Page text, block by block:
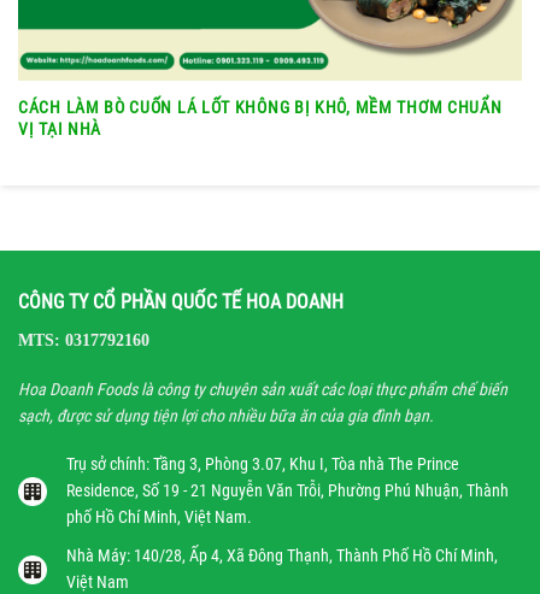
CÁCH LÀM BÒ CUỐN LÁ LỐT KHÔNG BỊ KHÔ, MỀM THƠM CHUẨN
VỊ TẠI NHÀ
CÔNG TY CỔ PHẦN QUỐC TẾ HOA DOANH
MTS: 0317792160
Hoa Doanh Foods là công ty chuyên sản xuất các loại thực phẩm chế biến
sạch, được sử dụng tiện lợi cho nhiều bữa ăn của gia đình bạn.
Trụ sở chính: Tầng 3, Phòng 3.07, Khu I, Tòa nhà The Prince
Residence, Số 19 - 21 Nguyễn Văn Trỗi, Phường Phú Nhuận, Thành
phố Hồ Chí Minh, Việt Nam.
Nhà Máy: 140/28, Ấp 4, Xã Đông Thạnh, Thành Phố Hồ Chí Minh,
Việt Nam